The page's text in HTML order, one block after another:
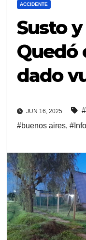
ACCIDENTE
Susto
Quedó
dado
JUN 16, 2025
#buenos aires,